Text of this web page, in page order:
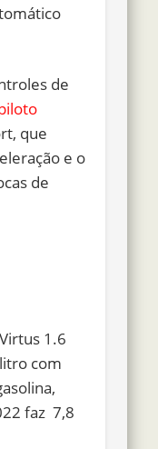
de
que
e o
de
1.6
com
,
faz 7,8